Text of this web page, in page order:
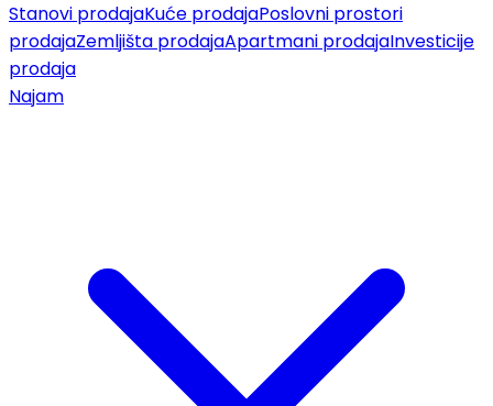
Stanovi prodajaKuće prodajaPoslovni prostori
prodajaZemljišta prodajaApartmani prodajaInvesticije
prodaja
Najam